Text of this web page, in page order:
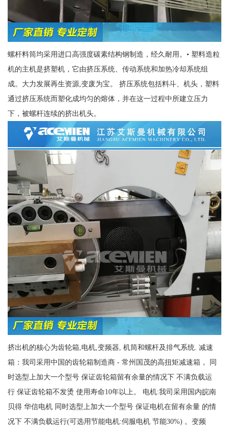
螺杆料筒均采用进口高强度碳素结构钢制造，经久耐用。• 塑料造粒
机的主机是挤塑机，它由挤压系统、传动系统和加热冷却系统组
成。大力发展再生资源,变废为宝。 挤压系统包括料斗、机头，塑料
通过挤压系统而塑化成均匀的熔体，并在这一过程中所建立压力
下，被螺杆连续的挤出机头。
挤出机的核心为齿轮箱,电机,变频器, 机筒和螺杆及排气系统. 减速
箱：我司采用中国的齿轮箱制造商 - 常州国茂的高扭矩减速箱， 同
时选型上加大一个型号 保证齿轮箱留有余量的情况下 不满负载运
行 保证齿轮箱不发烫 使用寿命10年以上。 电机:我司采用国内皖南
贝得 华信电机 同时选型上加大一个型号 保证电机在留有余量 的情
况下 不满负载运行(可选用节能电机:伺服电机 节能30%) 。变频